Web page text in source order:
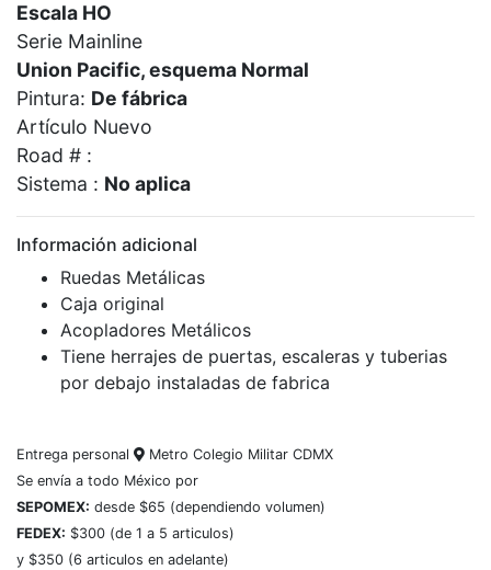
Escala HO
Serie Mainline
Union Pacific, esquema Normal
Pintura: De fábrica
Artículo Nuevo
Road # :
Sistema : No aplica
Información adicional
Ruedas Metálicas
Caja original
Acopladores Metálicos
Tiene herrajes de puertas, escaleras y tuberias
por debajo instaladas de fabrica
Entrega personal
Metro Colegio Militar CDMX
Se envía a todo México por
SEPOMEX: desde $65 (dependiendo volumen)
FEDEX: $300 (de 1 a 5 articulos)
y $350 (6 articulos en adelante)